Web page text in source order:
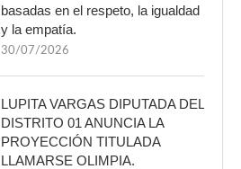
basadas en el respeto, la igualdad
y la empatía.
30/07/2026
LUPITA VARGAS DIPUTADA DEL
DISTRITO 01 ANUNCIA LA
PROYECCIÓN TITULADA
LLAMARSE OLIMPIA.